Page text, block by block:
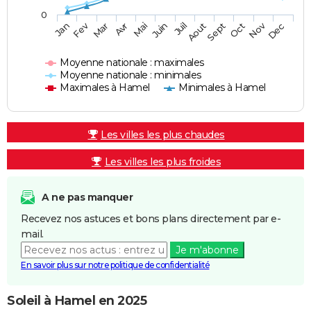
Moyenne nationale : maximales
Moyenne nationale : minimales
Maximales à Hamel
Minimales à Hamel
JanFev Mar Avr Mai Juin JuilAoutSept OctNovDec
0
Les villes les plus chaudes
Les villes les plus froides
A ne pas manquer
Recevez nos astuces et bons plans directement par e-
mail.
Je m'abonne
En savoir plus sur notre politique de confidentialité
Soleil à Hamel en 2025